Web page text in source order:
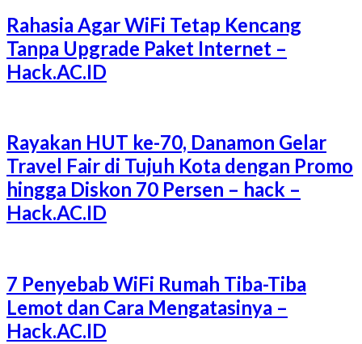
Rahasia Agar WiFi Tetap Kencang
Tanpa Upgrade Paket Internet –
Hack.AC.ID
Rayakan HUT ke-70, Danamon Gelar
Travel Fair di Tujuh Kota dengan Promo
hingga Diskon 70 Persen – hack –
Hack.AC.ID
7 Penyebab WiFi Rumah Tiba-Tiba
Lemot dan Cara Mengatasinya –
Hack.AC.ID